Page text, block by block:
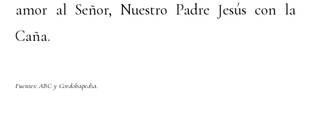
amor al Señor, Nuestro Padre Jesús con la
Caña.
Fuentes: ABC y Cordobapedia.